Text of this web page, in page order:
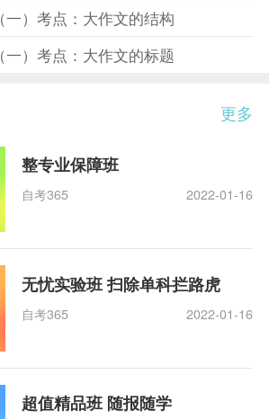
一）考点：大作文的结构
一）考点：大作文的标题
更多
整专业保障班
自考365 2022-01-16
无忧实验班 扫除单科拦路虎
自考365 2022-01-16
超值精品班 随报随学